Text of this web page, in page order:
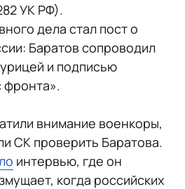
УК РФ).
дела стал пост о
Баратов сопроводил
и подписью
фронта».
внимание военкоры,
СК проверить Баратова.
интервью, где он
когда российских